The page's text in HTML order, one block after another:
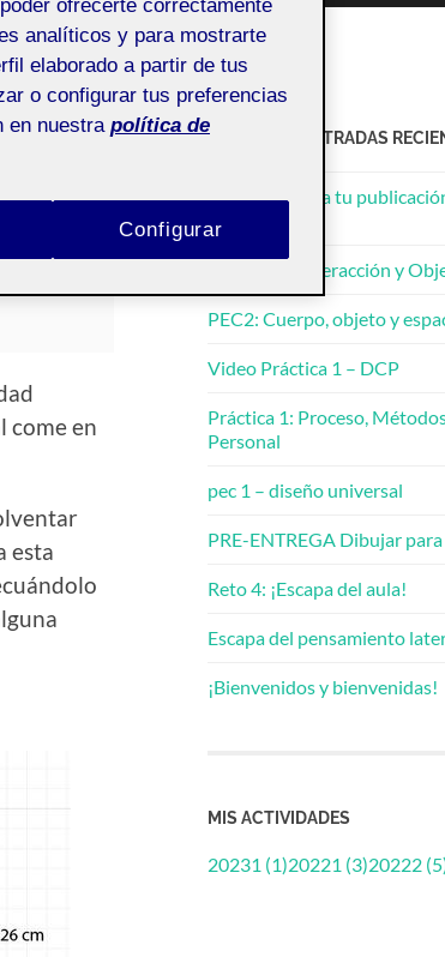
come en
esta
ACTIFOLIO ENTRADAS
3. ¡Ponle cara a tu
portada!
Práctica 2: Interacción y
PEC2: Cuerpo, objeto y
Video Práctica 1 – DCP
Práctica 1: Proceso,
Personal
pec 1 – diseño universal
PRE-ENTREGA Dibujar
Reto 4: ¡Escapa del aula!
Escapa del pensamiento
¡Bienvenidos y bienvenidas!
MIS ACTIVIDADES
20231 (1)20221 (3)20222
ofrecerte correctamente
analíticos y para mostrarte
elaborado a partir de tus
o configurar tus preferencias
en nuestra política de
Configurar